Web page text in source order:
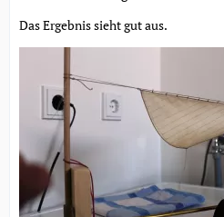
Das Ergebnis sieht gut aus.